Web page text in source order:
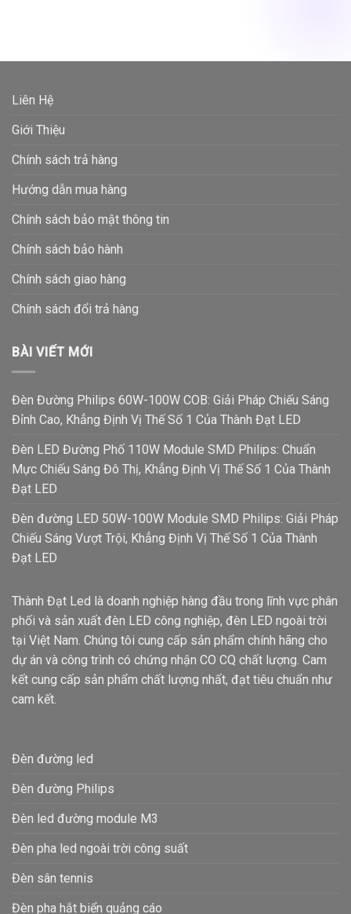
Liên Hệ
Giới Thiệu
Chính sách trả hàng
Hướng dẫn mua hàng
Chính sách bảo mật thông tin
Chính sách bảo hành
Chính sách giao hàng
Chính sách đổi trả hàng
BÀI VIẾT MỚI
Đèn Đường Philips 60W-100W COB: Giải Pháp Chiếu Sáng
Đỉnh Cao, Khẳng Định Vị Thế Số 1 Của Thành Đạt LED
Đèn LED Đường Phố 110W Module SMD Philips: Chuẩn
Mực Chiếu Sáng Đô Thị, Khẳng Định Vị Thế Số 1 Của Thành
Đạt LED
Đèn đường LED 50W-100W Module SMD Philips: Giải Pháp
Chiếu Sáng Vượt Trội, Khẳng Định Vị Thế Số 1 Của Thành
Đạt LED
Thành Đạt Led là doanh nghiệp hàng đầu trong lĩnh vực phân
phối và sản xuất đèn LED công nghiệp, đèn LED ngoài trời
tại Việt Nam. Chúng tôi cung cấp sản phẩm chính hãng cho
dự án và công trình có chứng nhận CO CQ chất lượng. Cam
kết cung cấp sản phẩm chất lượng nhất, đạt tiêu chuẩn như
cam kết.
Đèn đường led
Đèn đường Philips
Đèn led đường module M3
Đèn pha led ngoài trời công suất
Đèn sân tennis
Đèn pha hắt biển quảng cáo